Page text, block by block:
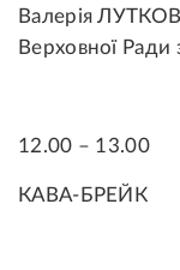
Валерія
Верховної
12.00 – 13.00
КАВА-БРЕЙК